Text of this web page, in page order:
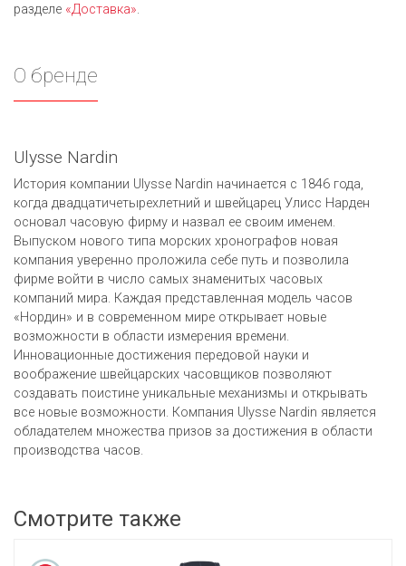
разделе «Доставка».
О бренде
Ulysse Nardin
История компании Ulysse Nardin начинается с 1846 года,
когда двадцатичетырехлетний и швейцарец Улисс Нарден
основал часовую фирму и назвал ее своим именем.
Выпуском нового типа морских хронографов новая
компания уверенно проложила себе путь и позволила
фирме войти в число самых знаменитых часовых
компаний мира. Каждая представленная модель часов
«Нордин» и в современном мире открывает новые
возможности в области измерения времени.
Инновационные достижения передовой науки и
воображение швейцарских часовщиков позволяют
создавать поистине уникальные механизмы и открывать
все новые возможности. Компания Ulysse Nardin является
обладателем множества призов за достижения в области
производства часов.
Смотрите также